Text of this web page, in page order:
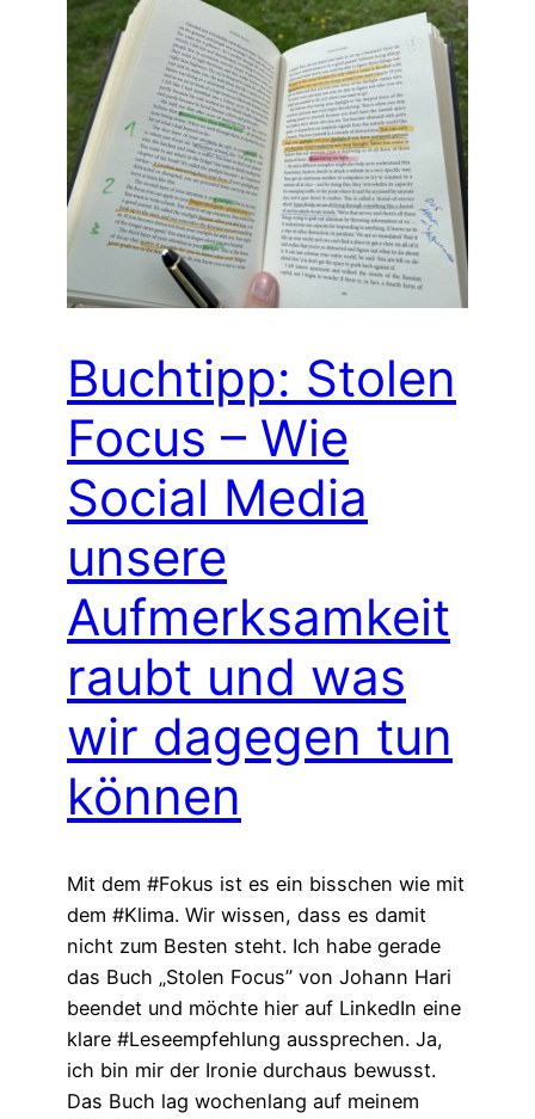
Buchtipp: Stolen
Focus – Wie
Social Media
unsere
Aufmerksamkeit
raubt und was
wir dagegen tun
können
Mit dem #Fokus ist es ein bisschen wie mit
dem #Klima. Wir wissen, dass es damit
nicht zum Besten steht. Ich habe gerade
das Buch „Stolen Focus” von Johann Hari
beendet und möchte hier auf LinkedIn eine
klare #Leseempfehlung aussprechen. Ja,
ich bin mir der Ironie durchaus bewusst.
Das Buch lag wochenlang auf meinem